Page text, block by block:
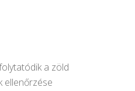
a zöld
ellenőrzése